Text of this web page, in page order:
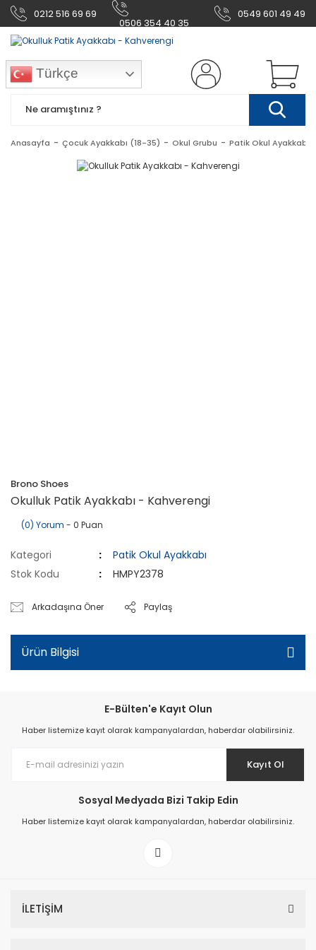
0212 516 69 69
0506 354 40 35
0549 601 49 49
Türkçe
Anasayfa Çocuk Ayakkabı (18-35) Okul Grubu Patik Okul Ayakkabı
Brono Shoes
Okulluk Patik Ayakkabı - Kahverengi
(0) Yorum - 0 Puan
Kategori
Patik Okul Ayakkabı
Stok Kodu
HMPY2378
Arkadaşına Öner Paylaş
Ürün Bilgisi
E-Bülten'e Kayıt Olun
Haber listemize kayıt olarak kampanyalardan, haberdar olabilirsiniz.
Kayıt Ol
Sosyal Medyada Bizi Takip Edin
Haber listemize kayıt olarak kampanyalardan, haberdar olabilirsiniz.
İLETİŞİM